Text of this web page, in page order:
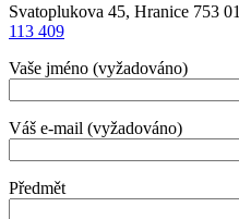
Svatoplukova 45, Hranice 753 01
113 409
Vaše jméno (vyžadováno)
Váš e-mail (vyžadováno)
Předmět